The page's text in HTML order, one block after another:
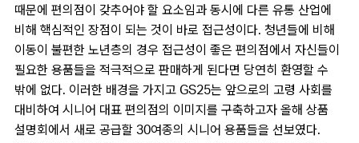
때문에 편의점이 갖추어야 할 요소임과 동시에 다른 유통 산업에
비해 핵심적인 장점이 되는 것이 바로 접근성이다. 청년들에 비해
이동이 불편한 노년층의 경우 접근성이 좋은 편의점에서 자신들이
필요한 용품들을 적극적으로 판매하게 된다면 당연히 환영할 수
밖에 없다. 이러한 배경을 가지고 GS25는 앞으로의 고령 사회를
대비하여 시니어 대표 편의점의 이미지를 구축하고자 올해 상품
설명회에서 새로 공급할 30여종의 시니어 용품들을 선보였다.